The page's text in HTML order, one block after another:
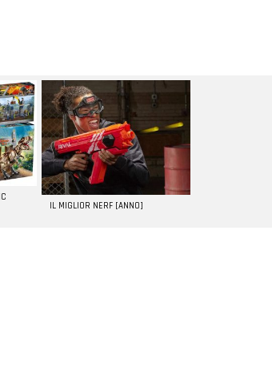
IL MIGLIOR NERF [ANNO]